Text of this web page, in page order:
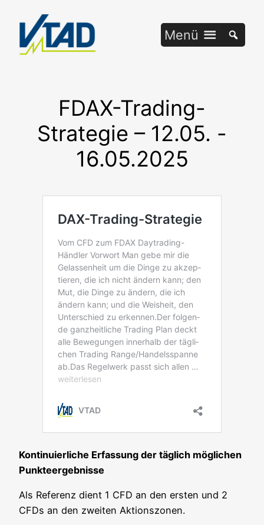
springen
Menü
FDAX-Trading-
Strategie – 12.05. -
16.05.2025
Kon­ti­nu­ier­li­che Erfas­sung der täg­lich mög­li­chen
Punkteergebnisse
Als Refe­renz dient 1 CFD an den ers­ten und 2
CFDs an den zwei­ten Aktionszonen.